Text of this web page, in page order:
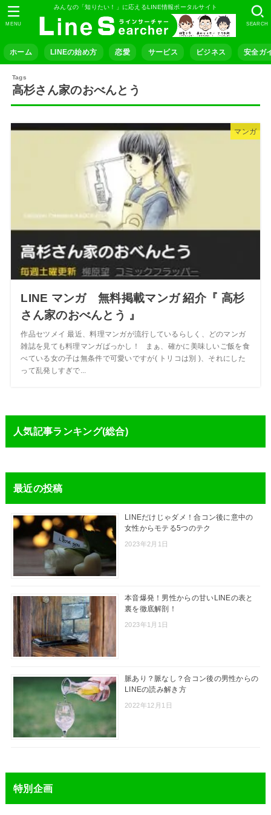
みんなの「知りたい！」に応えるLINE情報ポータルサイト
ホーム LINEの始め方 恋愛 サービス ビジネス 安全ガ
SEARCH
MENU
高杉さん家のおべんとう
マンガ
LINE マンガ 無料掲載マンガ 紹介『 高杉
さん家のおべんとう 』
作品セツメイ 最近、料理マンガが流行しているらしく、どのマンガ
雑誌を見ても料理マンガばっかし！ まぁ、確かに美味しいご飯を食
べている女の子は無条件で可愛いですが( トリコは別 )、それにした
って乱発しすぎで...
人気記事ランキング(総合)
最近の投稿
LINEだけじゃダメ！合コン後に意中の
女性からモテる5つのテク
2023年2月1日
本音爆発！男性からの甘いLINEの表と
裏を徹底解剖！
2023年1月1日
脈あり？脈なし？合コン後の男性からの
LINEの読み解き方
2022年12月1日
特別企画